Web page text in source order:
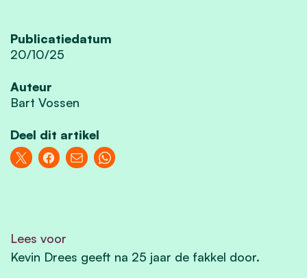
Publicatiedatum
20/10/25
Auteur
Bart Vossen
Deel dit artikel
Lees voor
Kevin Drees geeft na 25 jaar de fakkel door.